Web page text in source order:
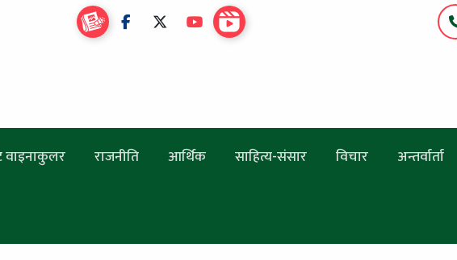
वाइनाकुलर राजनीति आर्थिक साहित्य-संसार विचार अन्तर्वार्ता